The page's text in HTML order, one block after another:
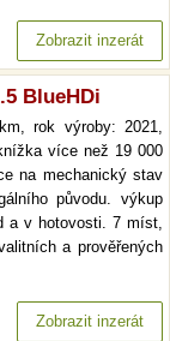
Zobrazit inzerát
BlueHDi
rok výroby: 2021,
více než 19 000
na mechanický stav
původu. výkup
a v hotovosti. 7 míst,
a prověřených
Zobrazit inzerát